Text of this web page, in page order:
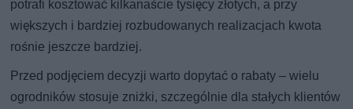
potrafi kosztować kilkanaście tysięcy złotych, a przy
większych i bardziej rozbudowanych realizacjach kwota
rośnie jeszcze bardziej.
Przed podjęciem decyzji warto dopytać o rabaty – wielu
ogrodników stosuje zniżki, szczególnie dla stałych klientów